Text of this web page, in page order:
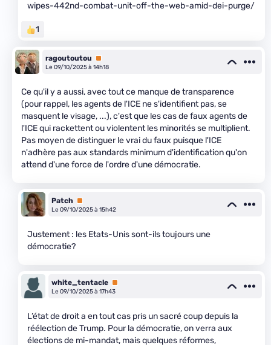
wipes-442nd-combat-unit-off-the-web-amid-dei-purge/
1
ragoutoutou
Premium
Le 09/10/2025 à 14h18
Ce qu'il y a aussi, avec tout ce manque de transparence
(pour rappel, les agents de l'ICE ne s'identifient pas, se
masquent le visage, ...), c'est que les cas de faux agents de
l'ICE qui rackettent ou violentent les minorités se multiplient.
Pas moyen de distinguer le vrai du faux puisque l'ICE
n'adhère pas aux standards minimum d'identification qu'on
attend d'une force de l'ordre d'une démocratie.
Patch Premium
Le 09/10/2025 à 15h42
Justement : les Etats-Unis sont-ils toujours une
démocratie?
white_tentacle Premium
Le 09/10/2025 à 17h43
L’état de droit a en tout cas pris un sacré coup depuis la
réélection de Trump. Pour la démocratie, on verra aux
élections de mi-mandat, mais quelques réformes,